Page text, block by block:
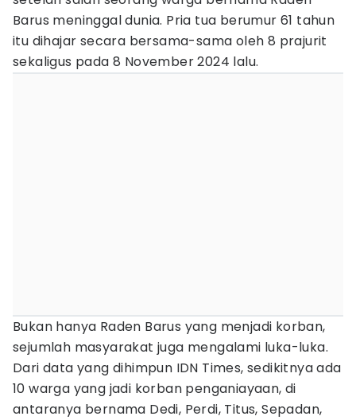
Barus meninggal dunia. Pria tua berumur 61 tahun
itu dihajar secara bersama-sama oleh 8 prajurit
sekaligus pada 8 November 2024 lalu.
Bukan hanya Raden Barus yang menjadi korban,
sejumlah masyarakat juga mengalami luka-luka.
Dari data yang dihimpun IDN Times, sedikitnya ada
10 warga yang jadi korban penganiayaan, di
antaranya bernama Dedi, Perdi, Titus, Sepadan,